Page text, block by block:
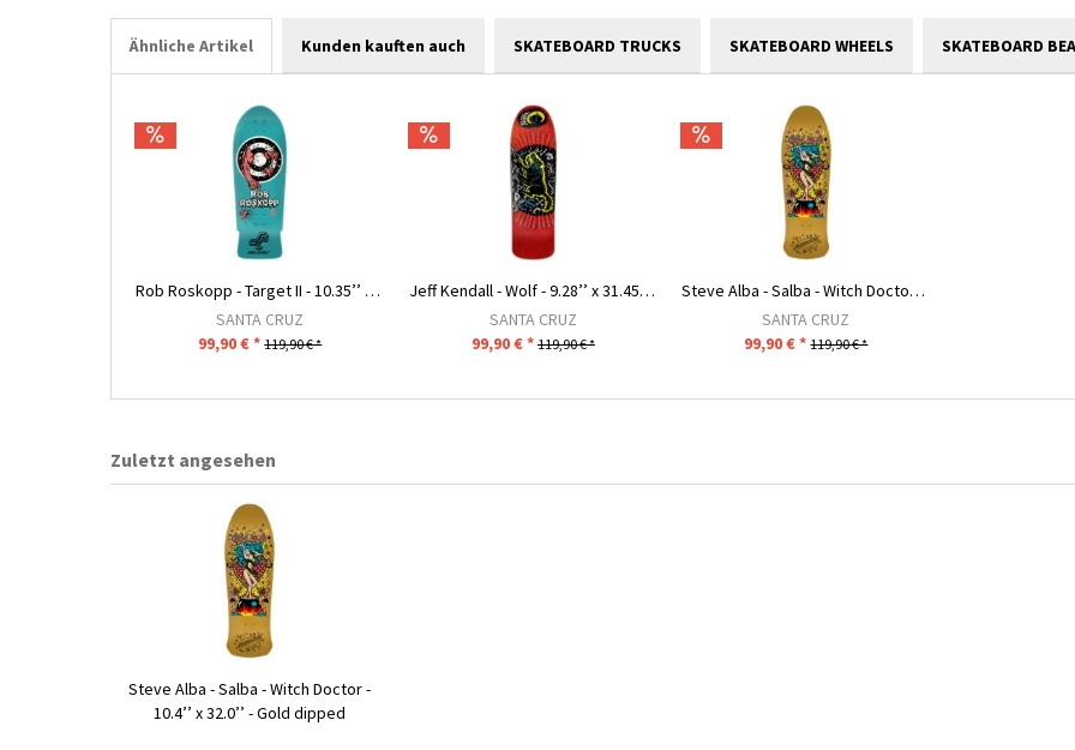
Ähnliche Artikel Kunden kauften auch SKATEBOARD TRUCKS SKATEBOARD WHEELS SKATEBOARD
Rob Roskopp - Target II - 10.35’’ x 30.06’’- Teal
SANTA CRUZ
99,90 € * 119,90 € *
Jeff Kendall - Wolf - 9.28’’ x 31.45’’ - Red Stain
SANTA CRUZ
99,90 € * 119,90 € *
Steve Alba - Salba - Witch Doctor - 10.4’’ x...
SANTA CRUZ
99,90 € * 119,90 € *
Zuletzt angesehen
Steve Alba - Salba - Witch Doctor -
10.4’’ x 32.0’’ - Gold dipped